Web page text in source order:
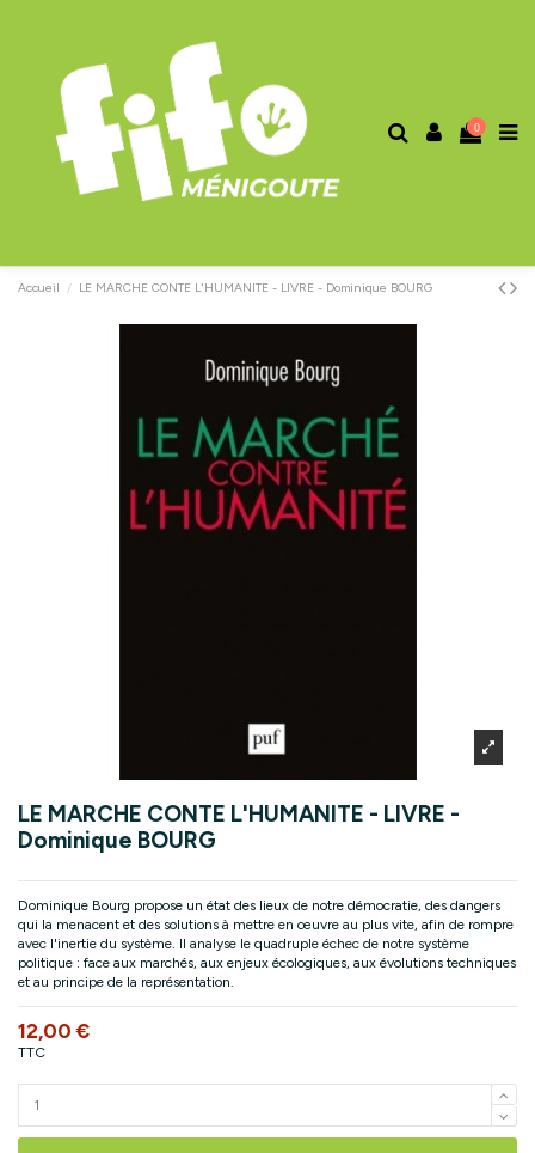
0
Accueil LE MARCHE CONTE L'HUMANITE - LIVRE - Dominique BOURG
LE MARCHE CONTE L'HUMANITE - LIVRE -
Dominique BOURG
Dominique Bourg propose un état des lieux de notre démocratie, des dangers
qui la menacent et des solutions à mettre en œuvre au plus vite, afin de rompre
avec l'inertie du système. Il analyse le quadruple échec de notre système
politique : face aux marchés, aux enjeux écologiques, aux évolutions techniques
et au principe de la représentation.
12,00 €
TTC